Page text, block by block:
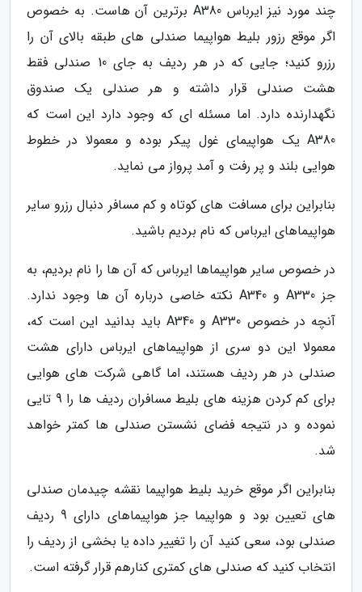
چند مورد نیز ایرباس A380 برترین آن هاست. به خصوص
اگر موقع رزور بلیط هواپیما صندلی های طبقه بالای آن را
رزرو کنید؛ جایی که در هر ردیف به جای 10 صندلی فقط
هشت صندلی قرار داشته و هر صندلی یک صندوق
نگهدارنده دارد. اما مسئله ای که وجود دارد این است که
A380 یک هواپیمای غول پیکر بوده و معمولا در خطوط
هوایی بلند و پر رفت و آمد پرواز می نماید.
بنابراین برای مسافت های کوتاه و کم مسافر دنبال رزرو سایر
هواپیماهای ایرباس که نام بردیم باشید.
در خصوص سایر هواپیماها ایرباس که آن ها را نام بردیم، به
جز A330 و A340 نکته خاصی درباره آن ها وجود ندارد.
آنچه در خصوص A330 و A340 باید بدانید این است که،
معمولا این دو سری از هواپیماهای ایرباس دارای هشت
صندلی در هر ردیف هستند، اما گاهی شرکت های هوایی
برای کم کردن هزینه های بلیط مسافران ردیف ها را 9 تایی
نموده و در نتیجه فضای نشستن صندلی ها کمتر خواهد
شد.
بنابراین اگر موقع خرید بلیط هواپیما نقشه چیدمان صندلی
های تعیین بود و هواپیما جز هواپیماهای دارای 9 ردیف
صندلی بود، سعی کنید آن را تغییر داده یا بخشی از ردیف را
انتخاب کنید که صندلی های کمتری کنارهم قرار گرفته است.